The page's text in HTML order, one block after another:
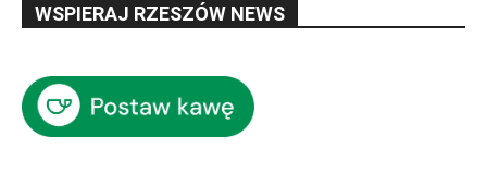
WSPIERAJ RZESZÓW NEWS